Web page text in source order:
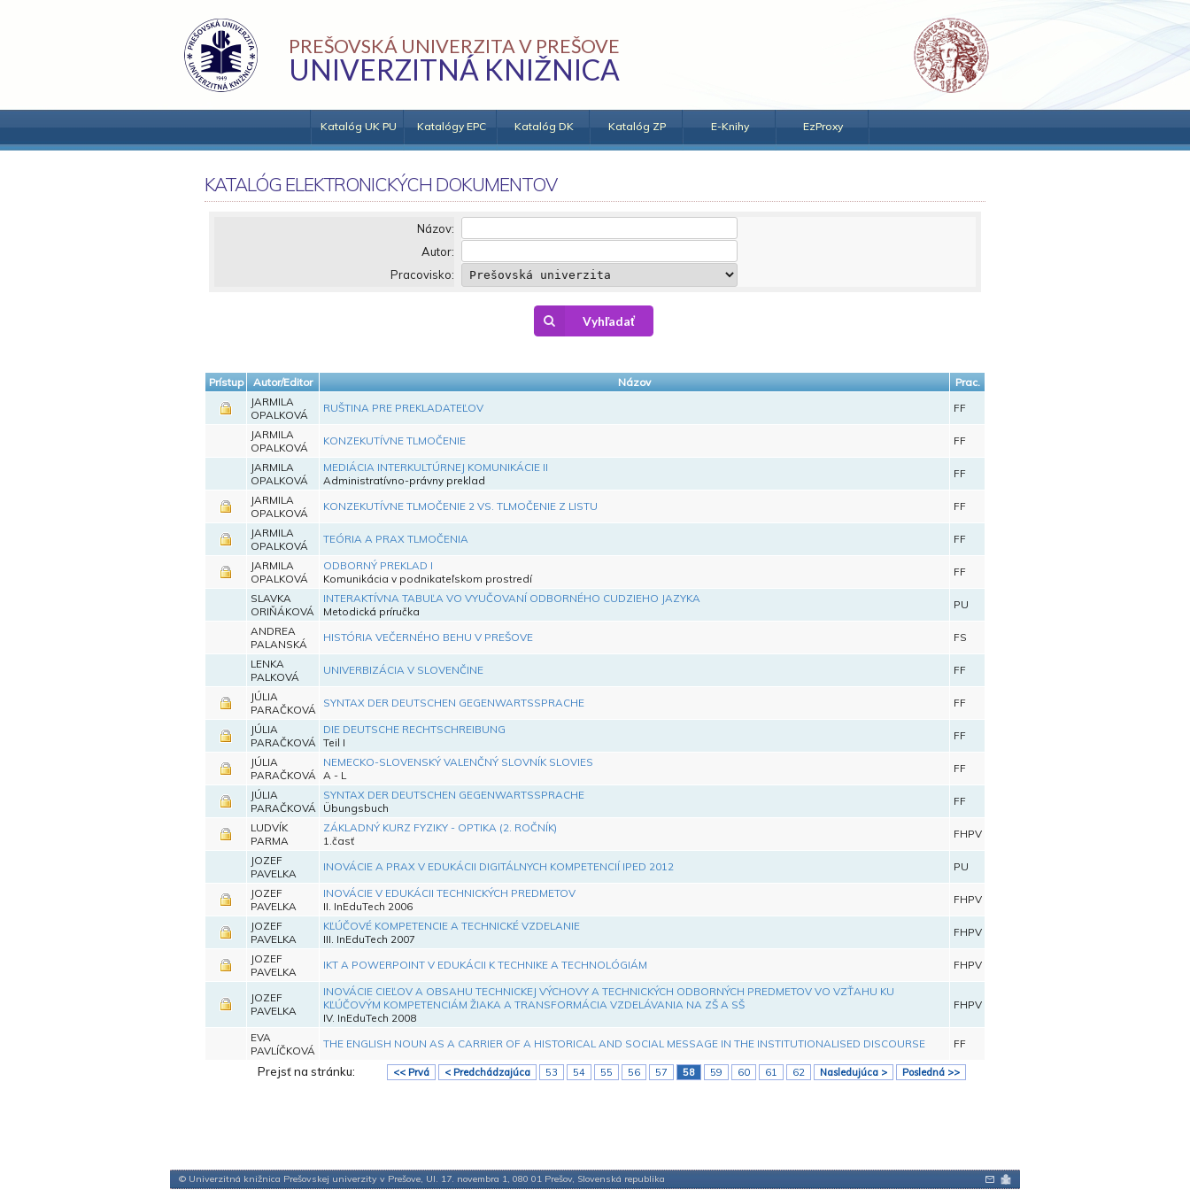
PREŠOVSKÁ UNIVERZITA V PREŠOVE
UNIVERZITNÁ KNIŽNICA
Katalóg UK PU Katalógy EPC Katalóg DK Katalóg ZP E-Knihy EzProxy
KATALÓG ELEKTRONICKÝCH DOKUMENTOV
Názov:
Autor:
Pracovisko:
Vyhľadať
Prístup Autor/Editor Názov
Prac.
JARMILA
OPALKOVÁ
RUŠTINA PRE PREKLADATEĽOV
FF
JARMILA
OPALKOVÁ
KONZEKUTÍVNE TLMOČENIE
FF
JARMILA
OPALKOVÁ
MEDIÁCIA INTERKULTÚRNEJ KOMUNIKÁCIE II
Administratívno-právny preklad
FF
JARMILA
OPALKOVÁ
KONZEKUTÍVNE TLMOČENIE 2 VS. TLMOČENIE Z LISTU
FF
JARMILA
OPALKOVÁ
TEÓRIA A PRAX TLMOČENIA
FF
JARMILA
OPALKOVÁ
ODBORNÝ PREKLAD I
Komunikácia v podnikateľskom prostredí
FF
SLAVKA
ORIŇÁKOVÁ
INTERAKTÍVNA TABUĽA VO VYUČOVANÍ ODBORNÉHO CUDZIEHO JAZYKA
Metodická príručka
PU
ANDREA
PALANSKÁ
HISTÓRIA VEČERNÉHO BEHU V PREŠOVE
FS
LENKA
PALKOVÁ
UNIVERBIZÁCIA V SLOVENČINE
FF
JÚLIA
PARAČKOVÁ
SYNTAX DER DEUTSCHEN GEGENWARTSSPRACHE
FF
JÚLIA
PARAČKOVÁ
DIE DEUTSCHE RECHTSCHREIBUNG
Teil I
FF
JÚLIA
PARAČKOVÁ
NEMECKO-SLOVENSKÝ VALENČNÝ SLOVNÍK SLOVIES
A - L
FF
JÚLIA
PARAČKOVÁ
SYNTAX DER DEUTSCHEN GEGENWARTSSPRACHE
Übungsbuch
FF
LUDVÍK
PARMA
ZÁKLADNÝ KURZ FYZIKY - OPTIKA (2. ROČNÍK)
1.časť
FHPV
JOZEF
PAVELKA
INOVÁCIE A PRAX V EDUKÁCII DIGITÁLNYCH KOMPETENCIÍ IPED 2012
PU
JOZEF
PAVELKA
INOVÁCIE V EDUKÁCII TECHNICKÝCH PREDMETOV
II. InEduTech 2006
FHPV
JOZEF
PAVELKA
KĽÚČOVÉ KOMPETENCIE A TECHNICKÉ VZDELANIE
III. InEduTech 2007
FHPV
JOZEF
PAVELKA
IKT A POWERPOINT V EDUKÁCII K TECHNIKE A TECHNOLÓGIÁM FHPV
JOZEF
PAVELKA
INOVÁCIE CIEĽOV A OBSAHU TECHNICKEJ VÝCHOVY A TECHNICKÝCH ODBORNÝCH PREDMETOV VO VZŤAHU KU
KĽÚČOVÝM KOMPETENCIÁM ŽIAKA A TRANSFORMÁCIA VZDELÁVANIA NA ZŠ A SŠ
IV. InEduTech 2008
FHPV
EVA
PAVLÍČKOVÁ
THE ENGLISH NOUN AS A CARRIER OF A HISTORICAL AND SOCIAL MESSAGE IN THE INSTITUTIONALISED DISCOURSE FF
Prejsť na stránku: << Prvá < Predchádzajúca 53 54 55 56 57 58 59 60 61 62 Nasledujúca > Posledná >>
© Univerzitná knižnica Prešovskej univerzity v Prešove, Ul. 17. novembra 1, 080 01 Prešov, Slovenská republika